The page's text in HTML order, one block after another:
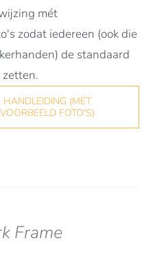
mét
zodat iedereen (ook die
de standaard
zetten.
HANDLEIDING (MÉT
VOORBEELD FOTO'S)
Frame